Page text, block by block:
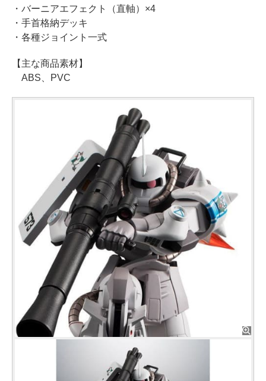
・バーニアエフェクト（直軸）×4
・手首格納デッキ
・各種ジョイント一式
【主な商品素材】
ABS、PVC